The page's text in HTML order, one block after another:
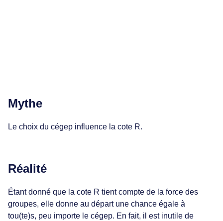
Mythe
Le choix du cégep influence la cote R.
Réalité
Étant donné que la cote R tient compte de la force des
groupes, elle donne au départ une chance égale à
tou(te)s, peu importe le cégep. En fait, il est inutile de